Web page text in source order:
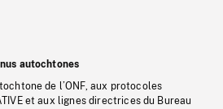
autochtones
de l’ONF, aux protocoles
et aux lignes directrices du Bureau